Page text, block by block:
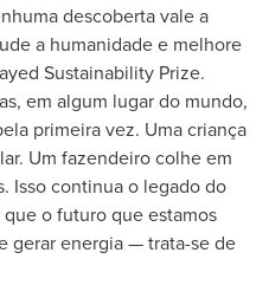
descoberta vale a
a humanidade e melhore
Sustainability Prize.
em algum lugar do mundo,
primeira vez. Uma criança
Um fazendeiro colhe em
Isso continua o legado do
o futuro que estamos
gerar energia — trata-se de